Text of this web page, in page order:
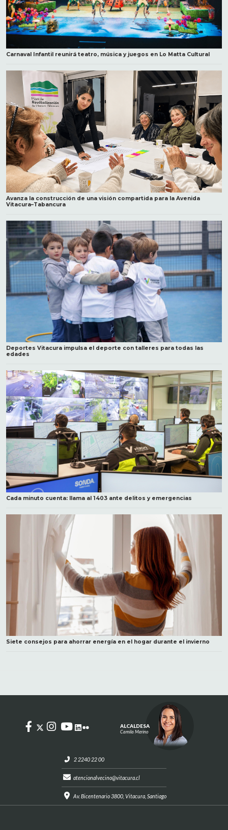
Carnaval Infantil reunirá teatro, música y juegos en Lo Matta Cultural
Avanza la construcción de una visión compartida para la Avenida
Vitacura–Tabancura
Deportes Vitacura impulsa el deporte con talleres para todas las
edades
Cada minuto cuenta: llama al 1403 ante delitos y emergencias
Siete consejos para ahorrar energía en el hogar durante el invierno
2 2240 22 00
atencionalvecino@vitacura.cl
Av. Bicentenario 3800, Vitacura, Santiago
ALCALDESA
Camila Merino